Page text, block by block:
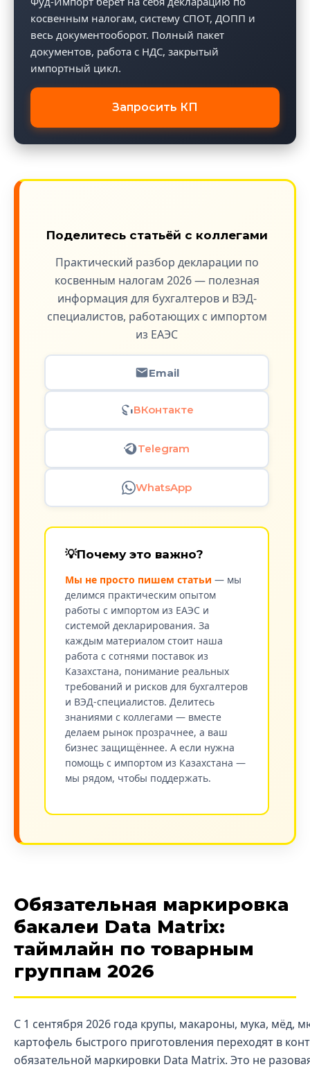
косвенным налогам, систему СПОТ, ДОПП и
весь документооборот. Полный пакет
документов, работа с НДС, закрытый
импортный цикл.
Запросить КП
Поделитесь статьёй с коллегами
Практический разбор декларации по
косвенным налогам 2026 — полезная
информация для бухгалтеров и ВЭД-
специалистов, работающих с импортом
из ЕАЭС
Email
ВКонтакте
Telegram
WhatsApp
💡Почему это важно?
Мы не просто пишем статьи — мы
делимся практическим опытом
работы с импортом из ЕАЭС и
системой декларирования. За
каждым материалом стоит наша
работа с сотнями поставок из
Казахстана, понимание реальных
требований и рисков для бухгалтеров
и ВЭД-специалистов. Делитесь
знаниями с коллегами — вместе
делаем рынок прозрачнее, а ваш
бизнес защищённее. А если нужна
помощь с импортом из Казахстана —
мы рядом, чтобы поддержать.
Обязательная маркировка
бакалеи Data Matrix:
таймлайн по товарным
группам 2026
С 1 сентября 2026 года крупы, макароны, мука, мёд,
картофель быстрого приготовления переходят в
обязательной маркировки Data Matrix. Это не